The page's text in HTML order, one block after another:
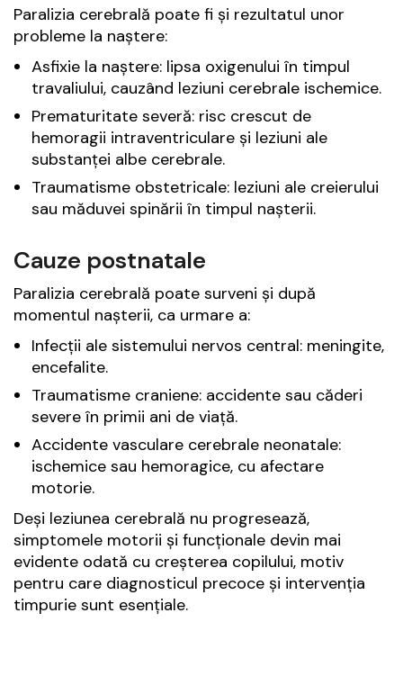
Paralizia cerebrală poate fi și rezultatul unor
probleme la naștere:
Asfixie la naștere: lipsa oxigenului în timpul
travaliului, cauzând leziuni cerebrale ischemice.
Prematuritate severă: risc crescut de
hemoragii intraventriculare și leziuni ale
substanței albe cerebrale.
Traumatisme obstetricale: leziuni ale creierului
sau măduvei spinării în timpul nașterii.
Cauze postnatale
Paralizia cerebrală poate surveni și după
momentul nașterii, ca urmare a:
Infecții ale sistemului nervos central: meningite,
encefalite.
Traumatisme craniene: accidente sau căderi
severe în primii ani de viață.
Accidente vasculare cerebrale neonatale:
ischemice sau hemoragice, cu afectare
motorie.
Deși leziunea cerebrală nu progresează,
simptomele motorii și funcționale devin mai
evidente odată cu creșterea copilului, motiv
pentru care diagnosticul precoce și intervenția
timpurie sunt esențiale.